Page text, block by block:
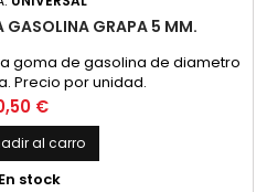
GASOLINA GRAPA 5 MM.
goma de gasolina de diametro
Precio por unidad.
€
al carro
En stock